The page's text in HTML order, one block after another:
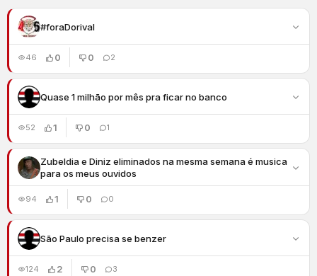
#foraDorival
46 0 0 2
Quase 1 milhão por mês pra ficar no banco
52 1 0 1
Zubeldia e Diniz eliminados na mesma semana é musica
para os meus ouvidos
94 1 0 0
São Paulo precisa se benzer
124 2 0 3